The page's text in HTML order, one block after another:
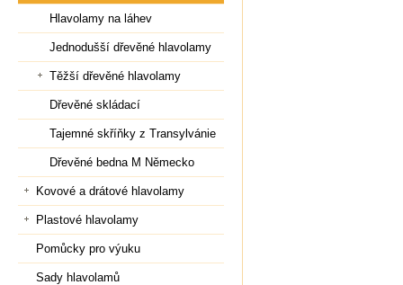
Hlavolamy na láhev
Jednodušší dřevěné hlavolamy
Těžší dřevěné hlavolamy
Dřevěné skládací
Tajemné skříňky z Transylvánie
Dřevěné bedna M Německo
Kovové a drátové hlavolamy
Plastové hlavolamy
Pomůcky pro výuku
Sady hlavolamů